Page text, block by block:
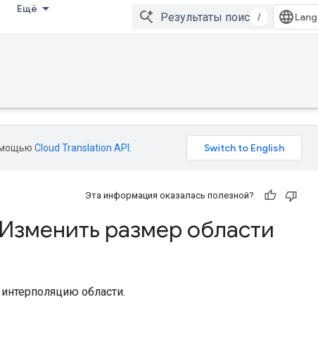
Ещё
/
Cloud Translation API
Эта информация оказалась полезной?
Изменить размер области
области.